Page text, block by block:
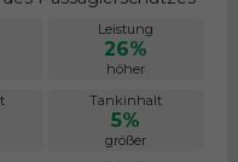
Leistung
26%
höher
Tankinhalt
5%
größer